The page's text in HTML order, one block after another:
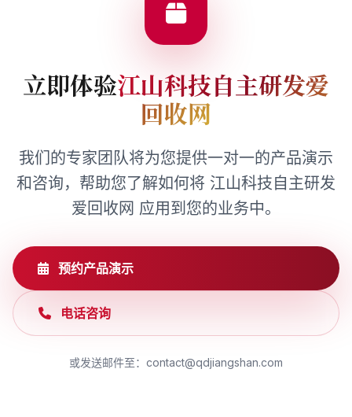
立即体验江山科技自主研发爱
回收网
我们的专家团队将为您提供一对一的产品演示
和咨询，帮助您了解如何将 江山科技自主研发
爱回收网 应用到您的业务中。
预约产品演示
电话咨询
或发送邮件至：contact@qdjiangshan.com